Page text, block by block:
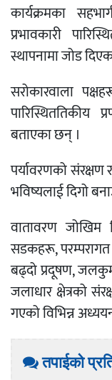
कार्यक्रमका
प्रभावकारी
स्थापनामा जोड
सरोकारवाला
बताएका छन् ।
पर्यावरणको
भविष्यलाई दिगो
वातावरण जोखिम
सडकहरू, परम्परागत
बढ्दो प्रदूषण,
जलाधार क्षेत्रको
गएको विभिन्न
तपाईको